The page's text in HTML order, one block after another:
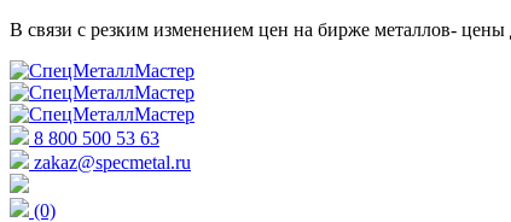
В связи с резким изменением цен на бирже металлов-
8 800 500 53 63
zakaz@specmetal.ru
(0)